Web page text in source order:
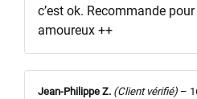
c’est ok. Recommande
amoureux ++
Jean-Philippe Z. (Client vérifié) –